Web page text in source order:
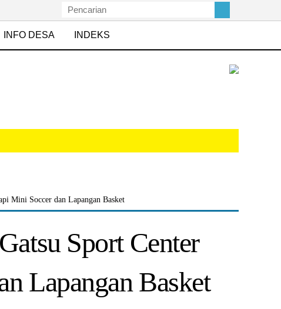
INFO DESA INDEKS
Mini Soccer dan Lapangan Basket
Sport Center
Lapangan Basket